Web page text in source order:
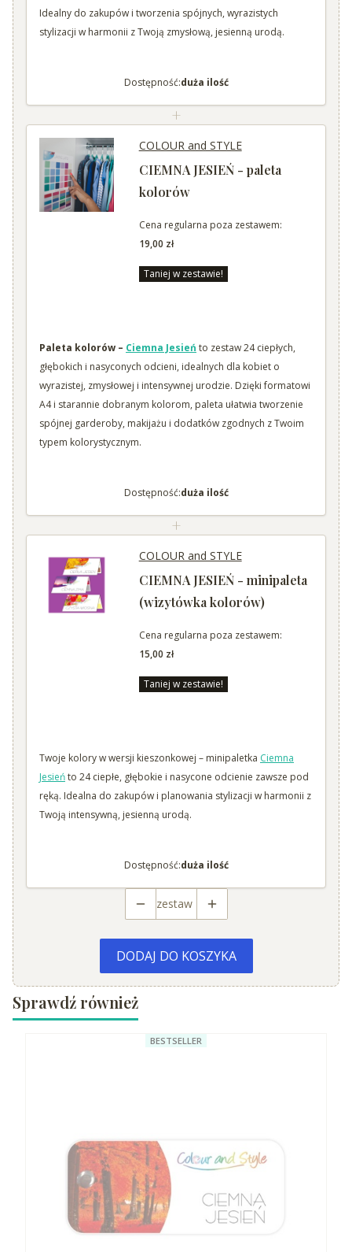
Idealny do zakupów i tworzenia spójnych, wyrazistych
stylizacji w harmonii z Twoją zmysłową, jesienną urodą.
Dostępność:duża ilość
+
COLOUR and STYLE
CIEMNA JESIEŃ - paleta
kolorów
Cena regularna poza zestawem:
19,00 zł
Taniej w zestawie!
Paleta kolorów – Ciemna Jesień to zestaw 24 ciepłych,
głębokich i nasyconych odcieni, idealnych dla kobiet o
wyrazistej, zmysłowej i intensywnej urodzie. Dzięki formatowi
A4 i starannie dobranym kolorom, paleta ułatwia tworzenie
spójnej garderoby, makijażu i dodatków zgodnych z Twoim
typem kolorystycznym.
Dostępność:duża ilość
+
COLOUR and STYLE
CIEMNA JESIEŃ - minipaleta
(wizytówka kolorów)
Cena regularna poza zestawem:
15,00 zł
Taniej w zestawie!
Twoje kolory w wersji kieszonkowej – minipaletka Ciemna
Jesieńto 24 ciepłe, głębokie i nasycone odcienie zawsze pod
ręką. Idealna do zakupów i planowania stylizacji w harmonii z
Twoją intensywną, jesienną urodą.
Dostępność:duża ilość
zestaw
DODAJ DO KOSZYKA
Sprawdź również
BESTSELLER